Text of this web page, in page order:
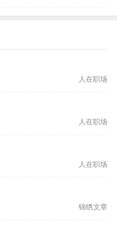
人在职场
人在职场
人在职场
锦绣文章